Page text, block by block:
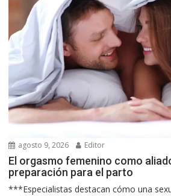
agosto 9, 2026 Editor
El orgasmo femenino como
preparación para el parto
***Especialistas destacan cómo una